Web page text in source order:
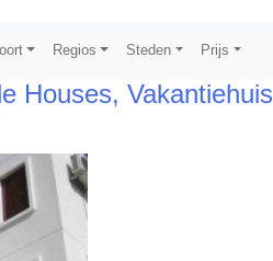
Regios Steden Prijs
Houses, Vakantiehuis